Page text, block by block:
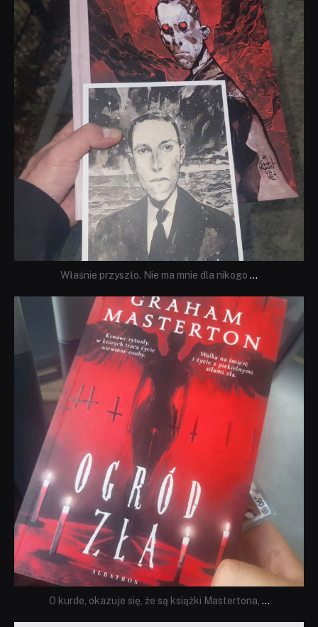
Właśnie przyszło. Nie ma mnie dla nikogo ...
dobryhorror
Sie 23
O kurde, okazuje się, że są książki Mastertona, ...